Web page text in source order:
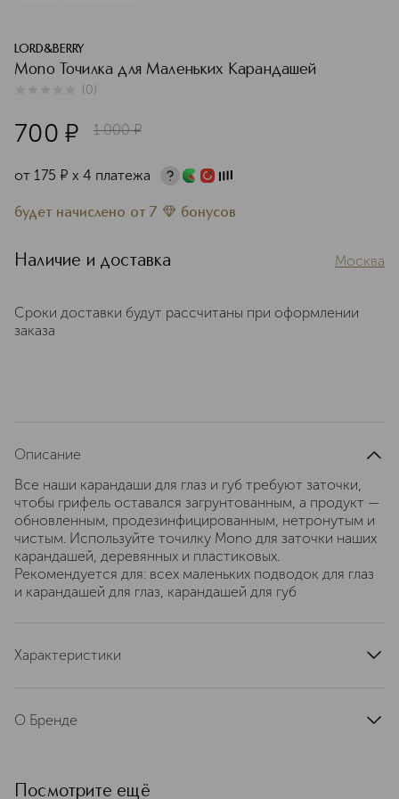
LORD&BERRY
Mono Точилка для Маленьких Карандашей
(0)
700 ¤ 1 000 ¤
от 175 ¤ х 4 платежа
будет начислено от 7 бонусов
Наличие и доставка Москва
Сроки доставки будут рассчитаны при оформлении
заказа
Описание
Все наши карандаши для глаз и губ требуют заточки,
чтобы грифель оставался загрунтованным, а продукт —
обновленным, продезинфицированным, нетронутым и
чистым. Используйте точилку Mono для заточки наших
карандашей, деревянных и пластиковых.
Рекомендуется для: всех маленьких подводок для глаз
и карандашей для глаз, карандашей для губ
Характеристики
О Бренде
основанный в 1992 году. Философия
Посмотрите ещё